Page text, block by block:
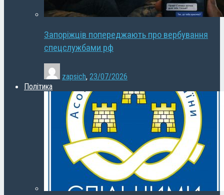
Запоріжців попереджають про вербування
спецслужбами рф
zapsich, 23/07/2026
Політика